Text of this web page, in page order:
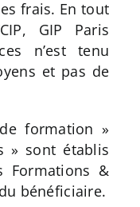
frais. En tout
GIP Paris
n’est tenu
et pas de
formation »
» sont établis
Formations &
bénéficiaire.